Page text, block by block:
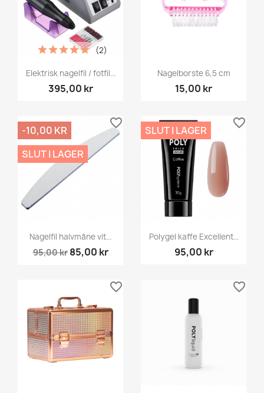
Elektrisk nagelfil / fotfil...
395,00 kr
(2)
Nagelborste 6,5 cm
15,00 kr
Nagelfil halvmåne vit...
95,00 kr 85,00 kr
-10,00 KR
SLUT I LAGER
favorite_border
Polygel kaffe Excellent...
95,00 kr
SLUT I LAGER
favorite_border
favorite_border favorite_border